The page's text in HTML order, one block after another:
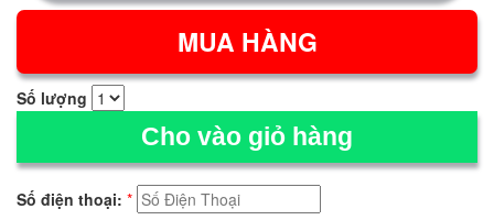
Số lượng
Cho vào giỏ hàng
Số điện thoại: *